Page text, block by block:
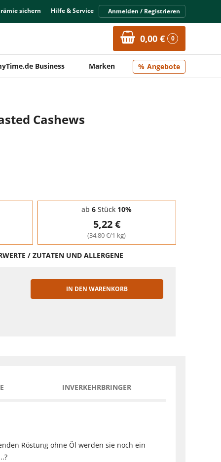
sichern Hilfe & Service Anmelden / Registrieren
0,00 € 0
Business Marken Angebote
Cashews
ab 6 Stück 10%
5,22 €
(34,80 €/1 kg)
/ ZUTATEN UND ALLERGENE
IN DEN WARENKORB
INVERKEHRBRINGER
Röstung ohne Öl werden sie noch ein